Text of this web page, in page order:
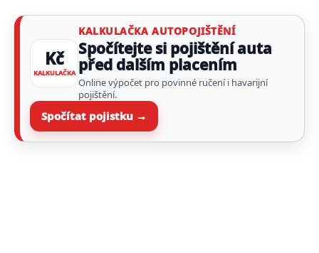
Kč
KALKULAČKA
KALKULAČKA AUTOPOJIŠTĚNÍ
Spočítejte si pojištění auta
před dalším placením
Online výpočet pro povinné ručení i havarijní
pojištění.
Spočítat pojistku →